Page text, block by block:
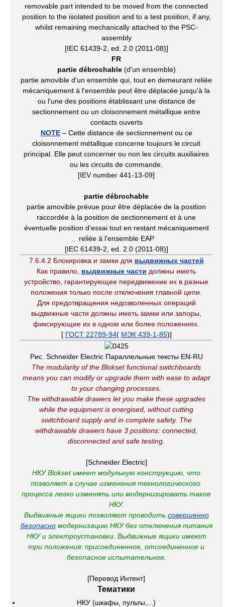
removable part intended to be moved from the connected
position to the isolated position and to a test position, if any,
whilst remaining mechanically attached to the PSC-
assembly
[IEC 61439-2, ed. 2.0 (2011-08)]
FR
partie débrochable(d'un ensemble)
partie amovible d'un ensemble qui, tout en demeurant reliée
mécaniquement à l'ensemble peut être déplacée jusqu'à la
ou l'une des positions établissant une distance de
sectionnement ou un cloisonnement métallique entre
contacts ouverts
NOTE– Cette distance de sectionnement ou ce
cloisonnement métallique concerne toujours le circuit
principal. Elle peut concerner ou non les circuits auxiliaires
ou les circuits de commande.
[IEV number 441-13-09]
partie débrochable
partie amovible prévue pour être déplacée de la position
raccordée à la position de sectionnement et à une
éventuelle position d'essai tout en restant mécaniquement
reliée à l'ensemble EAP
[IEC 61439-2, ed. 2.0 (2011-08)]
7.6.4.2 Блокировка и замки для выдвижных частей
Как правило, выдвижные части должны иметь
устройство, гарантирующее передвижение их в разные
положения только после отключения главной цепи.
Для предотвращения недозволенных операций
выдвижные части должны иметь замки или запоры,
фиксирующие их в одном или более положениях.
[ ГОСТ 22789-94( МЭК 439-1-85)]
Рис. Schneider Electric Параллельные тексты EN-RU
The modularity of the Blokset functional switchboards
means you can modify or upgrade them with ease to adapt
to your changing processes.
The withdrawable drawers let you make these upgrades
while the equipment is energised, without cutting
switchboard supply and in complete safety. The
withdrawable drawers have 3 positions: connected,
disconnected and safe testing.
[Schneider Electric]
НКУ Blokset имеет модульную конструкцию, что
позволяет в случае изменения технологического
процесса легко изменять или модернизировать такое
НКУ.
Выдвижные ящики позволяют проводить совершенно
безопасно модернизацию НКУ без отключения питания
НКУ и электроустановки. Выдвижные ящики имеют
три положения: присоединенное, отсоединенное и
безопасное испытательное.
[Перевод Интент]
Тематики
НКУ (шкафы, пульты,...)